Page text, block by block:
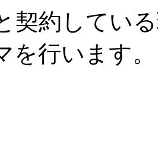
契約してい
を行います。
１，